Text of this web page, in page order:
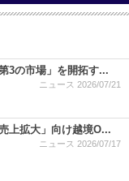
3の市場」を開拓す...
ニュース 2026/07/21
上拡大」向け越境O...
ニュース 2026/07/17